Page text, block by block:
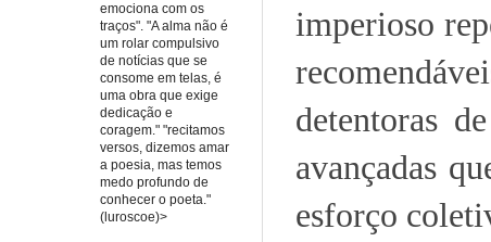
imperioso
detentoras
avançadas
esforço
emociona com os
traços". "A alma não é
um rolar compulsivo
de notícias que se
consome em telas, é
uma obra que exige
dedicação e
coragem." "recitamos
versos, dizemos amar
a poesia, mas temos
medo profundo de
conhecer o poeta."
(luroscoe)>